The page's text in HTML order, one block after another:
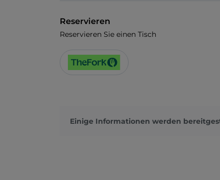
Reservieren
Reservieren Sie einen Tisch
Einige Informationen werden